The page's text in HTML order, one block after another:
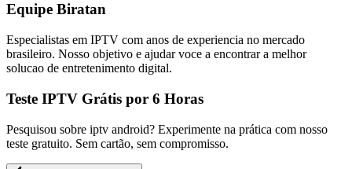
Equipe Biratan
Especialistas em IPTV com anos de experiencia no mercado
brasileiro. Nosso objetivo e ajudar voce a encontrar a melhor
solucao de entretenimento digital.
Teste IPTV Grátis por 6 Horas
Pesquisou sobre iptv android? Experimente na prática com nosso
teste gratuito. Sem cartão, sem compromisso.